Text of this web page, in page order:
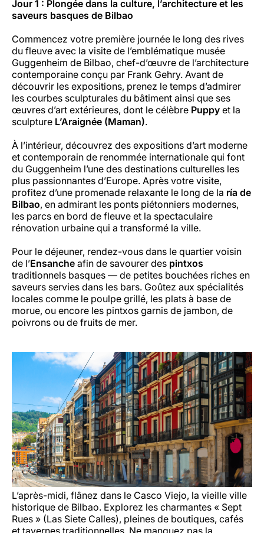
Jour 1 : Plongée dans la culture, l’architecture et les
saveurs basques de Bilbao
Commencez votre première journée le long des rives
du fleuve avec la visite de l’emblématique musée
Guggenheim de Bilbao, chef-d’œuvre de l’architecture
contemporaine conçu par Frank Gehry. Avant de
découvrir les expositions, prenez le temps d’admirer
les courbes sculpturales du bâtiment ainsi que ses
œuvres d’art extérieures, dont le célèbre Puppy et la
sculpture L’Araignée (Maman).
À l’intérieur, découvrez des expositions d’art moderne
et contemporain de renommée internationale qui font
du Guggenheim l’une des destinations culturelles les
plus passionnantes d’Europe. Après votre visite,
profitez d’une promenade relaxante le long de la ría de
Bilbao, en admirant les ponts piétonniers modernes,
les parcs en bord de fleuve et la spectaculaire
rénovation urbaine qui a transformé la ville.
Pour le déjeuner, rendez-vous dans le quartier voisin
de l’Ensanche afin de savourer des pintxos
traditionnels basques — de petites bouchées riches en
saveurs servies dans les bars. Goûtez aux spécialités
locales comme le poulpe grillé, les plats à base de
morue, ou encore les pintxos garnis de jambon, de
poivrons ou de fruits de mer.
L’après-midi, flânez dans le Casco Viejo, la vieille ville
historique de Bilbao. Explorez les charmantes « Sept
Rues » (Las Siete Calles), pleines de boutiques, cafés
et tavernes traditionnelles. Ne manquez pas la